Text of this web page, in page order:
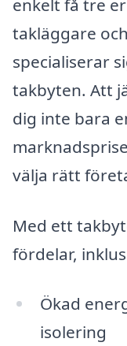
enkelt få tre
takläggare
specialiserar
takbyten. Att
dig inte bara
välja rätt
Med ett
fördelar,
Ökad
isolering